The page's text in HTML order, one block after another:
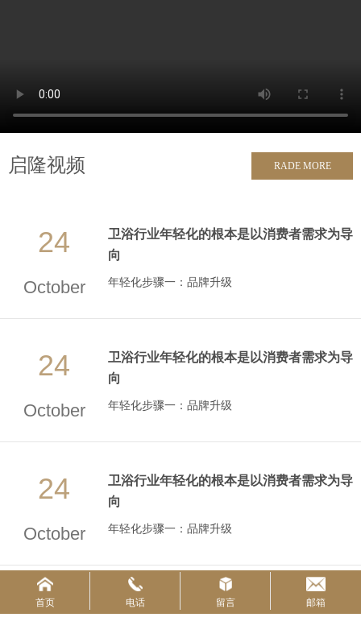
启隆视频 RADE MORE
24
October
卫浴行业年轻化的根本是以消费者需求为导
向
年轻化步骤一：品牌升级
24
October
卫浴行业年轻化的根本是以消费者需求为导
向
年轻化步骤一：品牌升级
24
October
卫浴行业年轻化的根本是以消费者需求为导
向
年轻化步骤一：品牌升级
首页 电话 留言 邮箱